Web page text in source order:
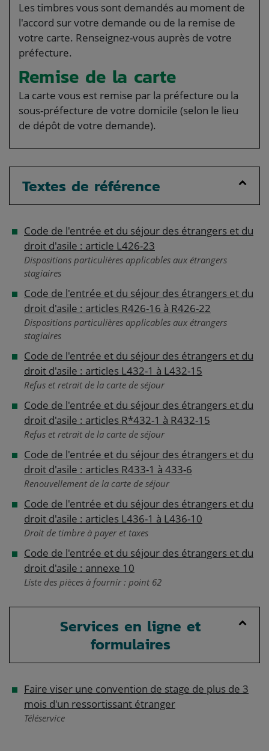
Les timbres vous sont demandés au moment de
l'accord sur votre demande ou de la remise de
votre carte. Renseignez-vous auprès de votre
préfecture.
Remise de la carte
La carte vous est remise par la préfecture ou la
sous-préfecture de votre domicile (selon le lieu
de dépôt de votre demande).
Textes de référence
Code de l'entrée et du séjour des étrangers et du
droit d'asile : article L426-23
Dispositions particulières applicables aux étrangers
stagiaires
Code de l'entrée et du séjour des étrangers et du
droit d'asile : articles R426-16 à R426-22
Dispositions particulières applicables aux étrangers
stagiaires
Code de l'entrée et du séjour des étrangers et du
droit d'asile : articles L432-1 à L432-15
Refus et retrait de la carte de séjour
Code de l'entrée et du séjour des étrangers et du
droit d'asile : articles R*432-1 à R432-15
Refus et retrait de la carte de séjour
Code de l'entrée et du séjour des étrangers et du
droit d'asile : articles R433-1 à 433-6
Renouvellement de la carte de séjour
Code de l'entrée et du séjour des étrangers et du
droit d'asile : articles L436-1 à L436-10
Droit de timbre à payer et taxes
Code de l'entrée et du séjour des étrangers et du
droit d'asile : annexe 10
Liste des pièces à fournir : point 62
Services en ligne et
formulaires
Faire viser une convention de stage de plus de 3
mois d'un ressortissant étranger
Téléservice